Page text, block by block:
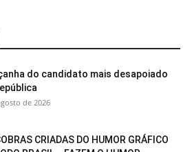
do candidato mais desapoiado
de 2026
CRIADAS DO HUMOR GRÁFICO